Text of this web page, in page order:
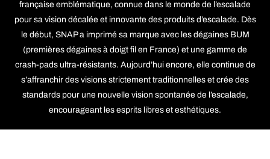
française emblématique, connue dans le monde de l’escalade
pour sa vision décalée et innovante des produits d’escalade. Dès
le début, SNAP a imprimé sa marque avec les dégaines BUM
(premières dégaines à doigt fil en France) et une gamme de
crash-pads ultra-résistants. Aujourd’hui encore, elle continue de
s’affranchir des visions strictement traditionnelles et crée des
standards pour une nouvelle vision spontanée de l’escalade,
encourageant les esprits libres et esthétiques.